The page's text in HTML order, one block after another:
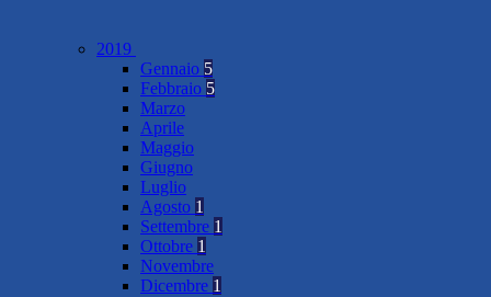
2019
Gennaio 5
Febbraio 5
Marzo
Aprile
Maggio
Giugno
Luglio
Agosto 1
Settembre 1
Ottobre 1
Novembre
Dicembre 1